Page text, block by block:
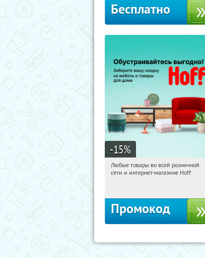
Бесплатно
-15%
12:34:12 Получили:
Любые товары во всей розничной
сети и интернет-магазине Hoff
Промокод